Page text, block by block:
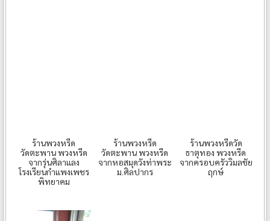
ร้านพวงหรีด
วัดตะพาน พวงหรีด
จากรุ่นศิลาแลง
โรงเรียนกำแพงเพชร
พิทยาคม
ร้านพวงหรีด
วัดตะพาน พวงหรีด
จากหอสมุดวังท่าพระ
ม.ศิลปากร
ร้านพวงหรีดวัด
ธาตุทอง พวงหรีด
จากครอบครัววิมลชัย
ฤกษ์